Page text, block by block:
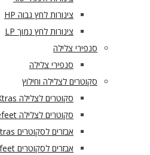
צינורות לחץ גבוה HP
צינורות לחץ נמוך LP
סנפירי צלילה
סנפירי צלילה
סקוטרים לצלילה וחילוץ
סקוטרים לצלילה DiveXtras
סקוטרים לצלילה Lefeet
אבזרים לסקוטרים DiveXtras
אבזרים לסקוטרים Lefeet